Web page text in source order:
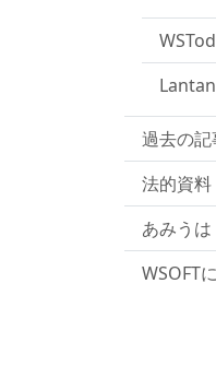
過去の記
法的資料
あみうは
WSOFT